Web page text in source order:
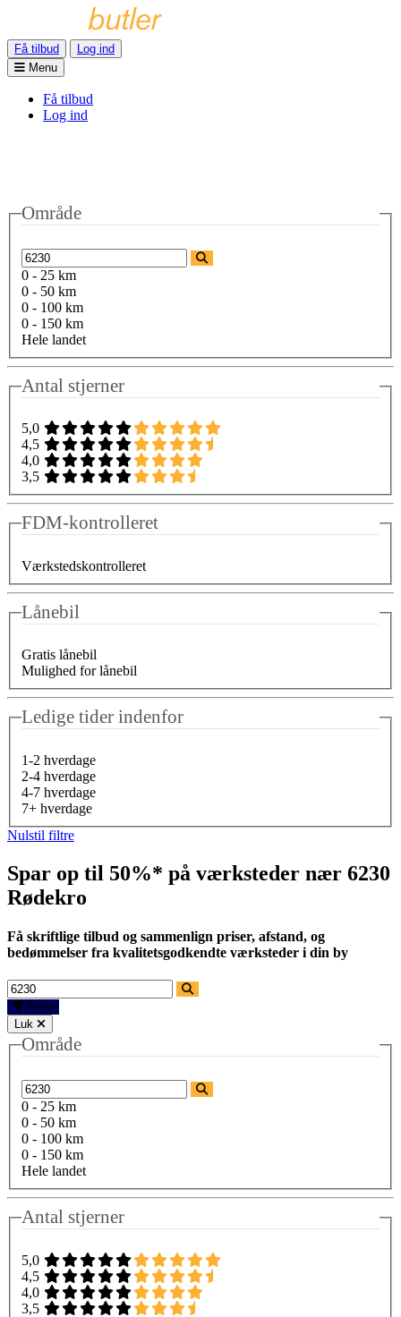
Få tilbud
Log ind
Menu
Få tilbud
Log ind
Område
0 - 25 km
0 - 50 km
0 - 100 km
0 - 150 km
Hele landet
Antal stjerner
5,0
4,5
4,0
3,5
FDM-kontrolleret
Værkstedskontrolleret
Lånebil
Gratis lånebil
Mulighed for lånebil
Ledige tider indenfor
1-2 hverdage
2-4 hverdage
4-7 hverdage
7+ hverdage
Nulstil filtre
Spar op til 50%* på værksteder nær 6230
Rødekro
Få skriftlige tilbud og sammenlign priser, afstand, og
bedømmelser fra kvalitetsgodkendte værksteder i din by
Filtre
Luk
Område
0 - 25 km
0 - 50 km
0 - 100 km
0 - 150 km
Hele landet
Antal stjerner
5,0
4,5
4,0
3,5